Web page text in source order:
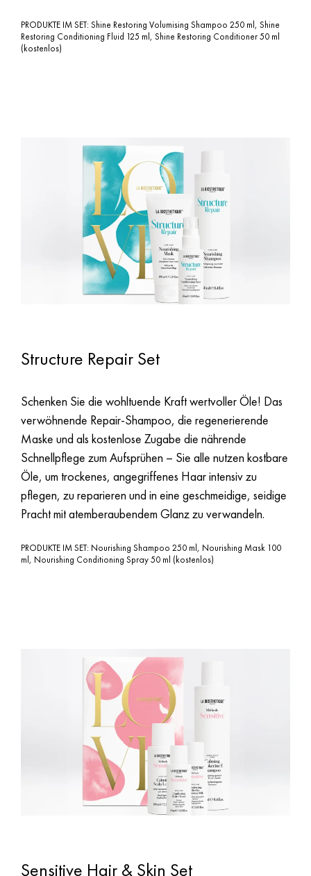
PRODUKTE IM SET: Shine Restoring Volumising Shampoo 250 ml, Shine
Restoring Conditioning Fluid 125 ml, Shine Restoring Conditioner 50 ml
(kostenlos)
Structure Repair Set
Schenken Sie die wohltuende Kraft wertvoller Öle! Das
verwöhnende Repair-Shampoo, die regenerierende
Maske und als kostenlose Zugabe die nährende
Schnellpflege zum Aufsprühen – Sie alle nutzen kostbare
Öle, um trockenes, angegriffenes Haar intensiv zu
pflegen, zu reparieren und in eine geschmeidige, seidige
Pracht mit atemberaubendem Glanz zu verwandeln.
PRODUKTE IM SET: Nourishing Shampoo 250 ml, Nourishing Mask 100
ml, Nourishing Conditioning Spray 50 ml (kostenlos)
Sensitive Hair & Skin Set